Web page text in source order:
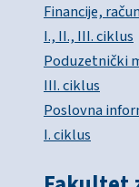
Financije,
I., II., III. ciklus
Poduzetnički
III. ciklus
Poslovna
I. ciklus